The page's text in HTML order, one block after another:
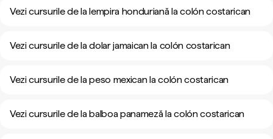
Vezi cursurile de la lempira honduriană la colón costarican
Vezi cursurile de la dolar jamaican la colón costarican
Vezi cursurile de la peso mexican la colón costarican
Vezi cursurile de la balboa panameză la colón costarican